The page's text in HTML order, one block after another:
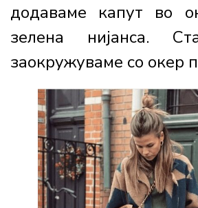
додаваме капут во
зелена нијанса.
заокружуваме со окер